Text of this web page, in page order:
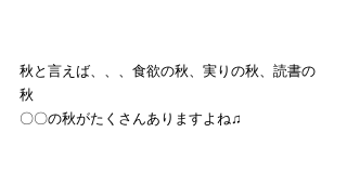
秋と言えば、、、食欲の秋、実りの秋、読書の
秋
〇〇の秋がたくさんありますよね♫